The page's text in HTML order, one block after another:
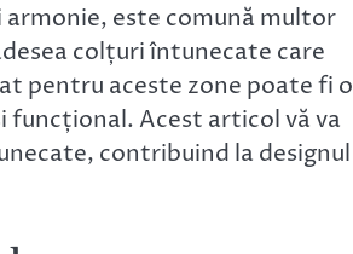
armonie, este comună multor
colțuri întunecate care
pentru aceste zone poate fi o
funcțional. Acest articol vă va
contribuind la designul